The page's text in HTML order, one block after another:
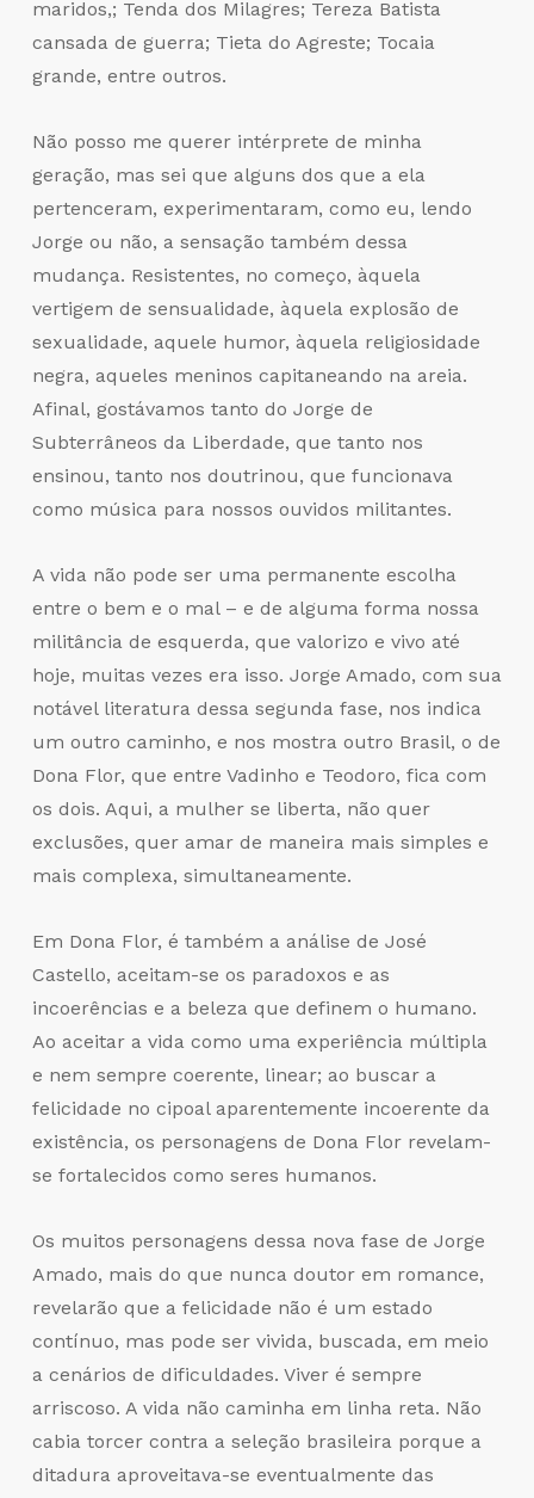
maridos,; Tenda dos Milagres; Tereza Batista
cansada de guerra; Tieta do Agreste; Tocaia
grande, entre outros.
Não posso me querer intérprete de minha
geração, mas sei que alguns dos que a ela
pertenceram, experimentaram, como eu, lendo
Jorge ou não, a sensação também dessa
mudança. Resistentes, no começo, àquela
vertigem de sensualidade, àquela explosão de
sexualidade, aquele humor, àquela religiosidade
negra, aqueles meninos capitaneando na areia.
Afinal, gostávamos tanto do Jorge de
Subterrâneos da Liberdade, que tanto nos
ensinou, tanto nos doutrinou, que funcionava
como música para nossos ouvidos militantes.
A vida não pode ser uma permanente escolha
entre o bem e o mal – e de alguma forma nossa
militância de esquerda, que valorizo e vivo até
hoje, muitas vezes era isso. Jorge Amado, com sua
notável literatura dessa segunda fase, nos indica
um outro caminho, e nos mostra outro Brasil, o de
Dona Flor, que entre Vadinho e Teodoro, fica com
os dois. Aqui, a mulher se liberta, não quer
exclusões, quer amar de maneira mais simples e
mais complexa, simultaneamente.
Em Dona Flor, é também a análise de José
Castello, aceitam-se os paradoxos e as
incoerências e a beleza que definem o humano.
Ao aceitar a vida como uma experiência múltipla
e nem sempre coerente, linear; ao buscar a
felicidade no cipoal aparentemente incoerente da
existência, os personagens de Dona Flor revelam-
se fortalecidos como seres humanos.
Os muitos personagens dessa nova fase de Jorge
Amado, mais do que nunca doutor em romance,
revelarão que a felicidade não é um estado
contínuo, mas pode ser vivida, buscada, em meio
a cenários de dificuldades. Viver é sempre
arriscoso. A vida não caminha em linha reta. Não
cabia torcer contra a seleção brasileira porque a
ditadura aproveitava-se eventualmente das